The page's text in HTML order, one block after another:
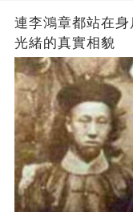
連李鴻章都站在
光緒的真實相貌